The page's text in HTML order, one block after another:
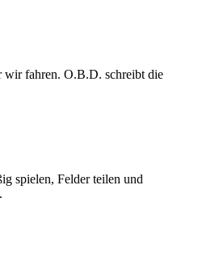
wir fahren. O.B.D. schreibt die
spielen, Felder teilen und